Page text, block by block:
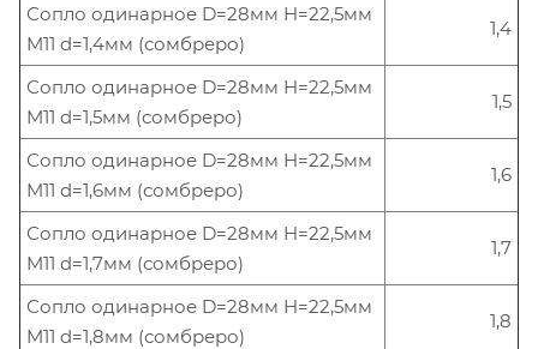
Сопло одинарное D=28мм H=22,5мм
M11 d=1,4мм (сомбреро)
1,4
Сопло одинарное D=28мм H=22,5мм
M11 d=1,5мм (сомбреро)
1,5
Сопло одинарное D=28мм H=22,5мм
M11 d=1,6мм (сомбреро)
1,6
Сопло одинарное D=28мм H=22,5мм
M11 d=1,7мм (сомбреро)
1,7
Сопло одинарное D=28мм H=22,5мм
M11 d=1,8мм (сомбреро)
1,8